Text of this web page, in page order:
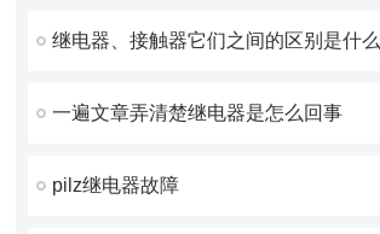
继电器、接触器它们之间的区别是什
一遍文章弄清楚继电器是怎么回事
pilz继电器故障